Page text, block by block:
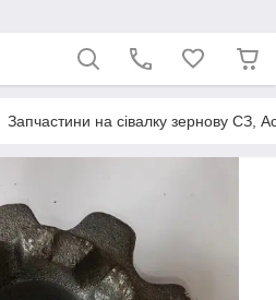
Запчастини на сівалку зернову СЗ,